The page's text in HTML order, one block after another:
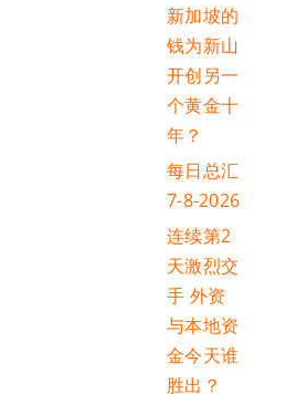
新加坡的
钱为新山
开创另一
个黄金十
年？
每日总汇
7-8-2026
连续第2
天激烈交
手 外资
与本地资
金今天谁
胜出？